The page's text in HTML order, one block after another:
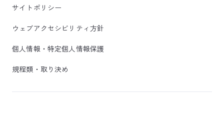
サイトポリシー
ウェブアクセシビリティ方針
個人情報・特定個人情報保護
規程類・取り決め